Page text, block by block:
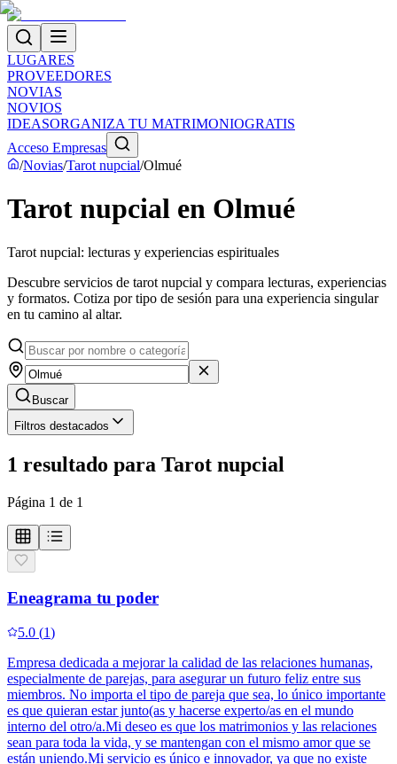
LUGARES
PROVEEDORES
NOVIAS
NOVIOS
IDEASORGANIZA TU MATRIMONIOGRATIS
Acceso Empresas
/Novias/Tarot nupcial/Olmué
Tarot nupcial en Olmué
Tarot nupcial: lecturas y experiencias espirituales
Descubre servicios de tarot nupcial y compara lecturas, experiencias
y formatos. Cotiza por tipo de sesión para una experiencia singular
en tu camino al altar.
Buscar
Filtros destacados
1 resultado para Tarot nupcial
Página 1 de 1
Eneagrama tu poder
5.0 (1)
Empresa dedicada a mejorar la calidad de las relaciones humanas,
especialmente de parejas, para asegurar un futuro feliz entre sus
miembros. No importa el tipo de pareja que sea, lo único importante
es que quieran estar junto(as y hacerse experto/as en el mundo
interno del otro/a.Mi deseo es que los matrimonios y las relaciones
sean para toda la vida, y se mantengan con el mismo amor que se
están uniendo.Mi servicio es único e innovador, ya que no existe